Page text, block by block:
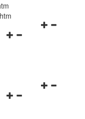
Navigationsmenü
Navigationsmenü